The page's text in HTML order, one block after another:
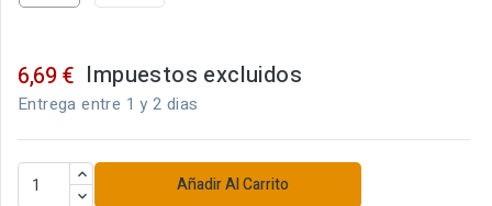
6,69 € Impuestos excluidos
Entrega entre 1 y 2 dias
Añadir Al Carrito